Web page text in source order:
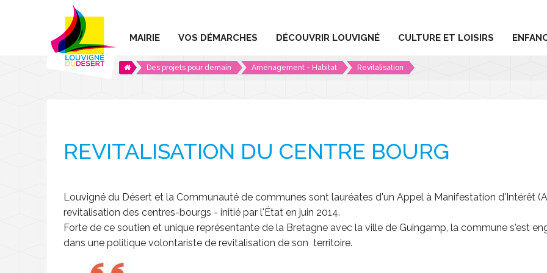
MAIRIE
Les services de la mairie
Le conseil municipal
Conseil municipal
Comptes rendus Conseils Municipaux
SIVOM
Centre Social L'Oasis
Le CLIC en Marches
Tarifs municipaux
L'Info Roc
SuppléRoc
VOS DÉMARCHES
Élections
Carte identité / Passeport / État Civil
Recensement citoyen à 16 ans
Urbanisme
Architecte conseil
DÉCOUVRIR LOUVIGNÉ
Commerces et services
Louvigné et ses labels
Randonnées Les circuits de randonnées
Patrimoine
Situation
CULTURE ET LOISIRS
Actus Mon Village
Les équipements culturels
Le
L'école
Les associations
Pôle
Des projets pour demain Aménagement - Habitat Revitalisation
REVITALISATION DU CENTRE BOURG
Louvigné du Désert et la Communauté de communes sont lauréates d'un Appel à Manifestation d'Intérêt
revitalisation des centres-bourgs - initié par l'État en juin 2014.
Forte de ce soutien et unique représentante de la Bretagne avec la ville de Guingamp, la commune s'est
dans une politique volontariste de revitalisation de son territoire.